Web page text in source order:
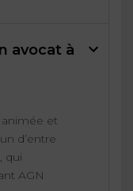
avocat à
et
d’entre
qui
AGN